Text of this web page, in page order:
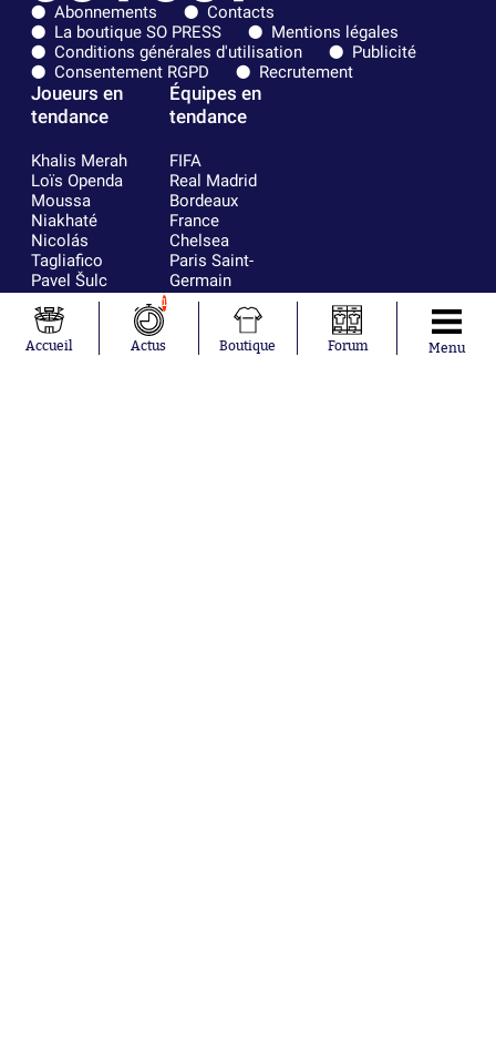
Abonnements
Contacts
La boutique SO PRESS
Mentions légales
Conditions générales d'utilisation
Publicité
Consentement RGPD
Recrutement
Joueurs en
tendance
Khalis Merah
Loïs Openda
Moussa
Niakhaté
Nicolás
Tagliafico
Pavel Šulc
Gauthier Hein
Lionel Messi
Gonzalo
García Torres
Équipes en
tendance
FIFA
Real Madrid
Bordeaux
France
Chelsea
Paris Saint-
Germain
Olympique
AC Milan
RC Strasbourg
Accueil
1
Actus Boutique Forum Menu